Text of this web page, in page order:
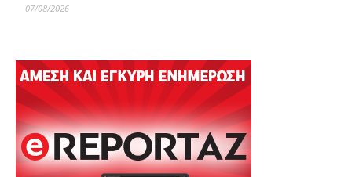
07/08/2026